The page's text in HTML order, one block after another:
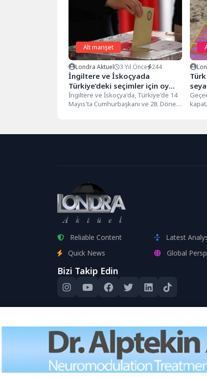
Alt manşet
Londra Aktuel 3 Yıl Önce 244
İngiltere ve İskoçyada
Türkiye’deki seçimler için oy
verme işlemi başladı
İngiltere ve İskoçya'da, Türkiye'de 14
Mayıs'ta Cumhurbaşkanı ve 28. Dönem
Reliable Content
Latest
Quick News
Global
Bizi Takip Edin
Bu site,
Devam